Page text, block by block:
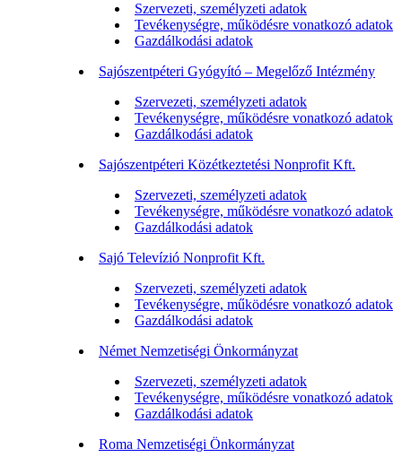
Szervezeti, személyzeti adatok
Tevékenységre, működésre vonatkozó adatok
Gazdálkodási adatok
Sajószentpéteri Gyógyító – Megelőző Intézmény
Szervezeti, személyzeti adatok
Tevékenységre, működésre vonatkozó adatok
Gazdálkodási adatok
Sajószentpéteri Közétkeztetési Nonprofit Kft.
Szervezeti, személyzeti adatok
Tevékenységre, működésre vonatkozó adatok
Gazdálkodási adatok
Sajó Televízió Nonprofit Kft.
Szervezeti, személyzeti adatok
Tevékenységre, működésre vonatkozó adatok
Gazdálkodási adatok
Német Nemzetiségi Önkormányzat
Szervezeti, személyzeti adatok
Tevékenységre, működésre vonatkozó adatok
Gazdálkodási adatok
Roma Nemzetiségi Önkormányzat